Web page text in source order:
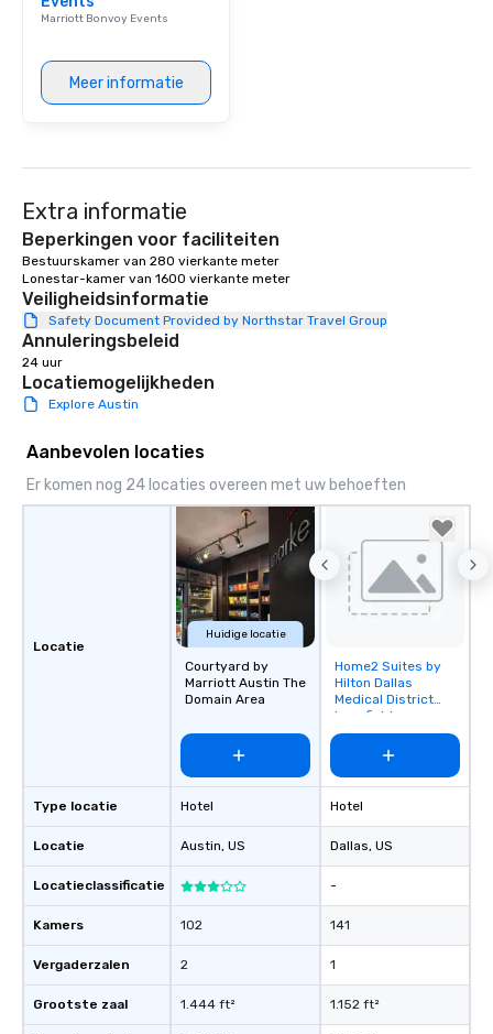
Marriott Bonvoy Events
Meer informatie
Extra informatie
Beperkingen voor faciliteiten
Bestuurskamer van 280 vierkante meter
Lonestar-kamer van 1600 vierkante meter
Veiligheidsinformatie
Safety Document Provided by Northstar Travel Group
Annuleringsbeleid
24 uur
Locatiemogelijkheden
Explore Austin
Aanbevolen locaties
Er komen nog 24 locaties overeen met uw behoeften
Locatie
Type locatie
Locatie
Locatieclassificatie
Kamers
Vergaderzalen
Grootste zaal
Huidige locatie
Courtyard by
Marriott Austin The
Domain Area
Hotel
Austin, US
102
2
1.444 ft²
Removed from
favorites
Home2 Suites by
Hilton Dallas
Medical District
Lovefield
Hotel
Dallas, US
-
141
1
1.152 ft²